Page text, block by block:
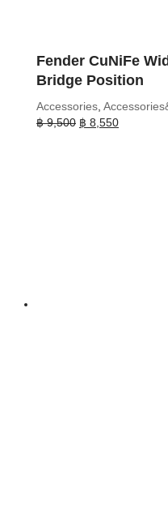
Fender CuNiFe
Bridge Position
Accessories
฿9,500 Original
฿ 8,550Current